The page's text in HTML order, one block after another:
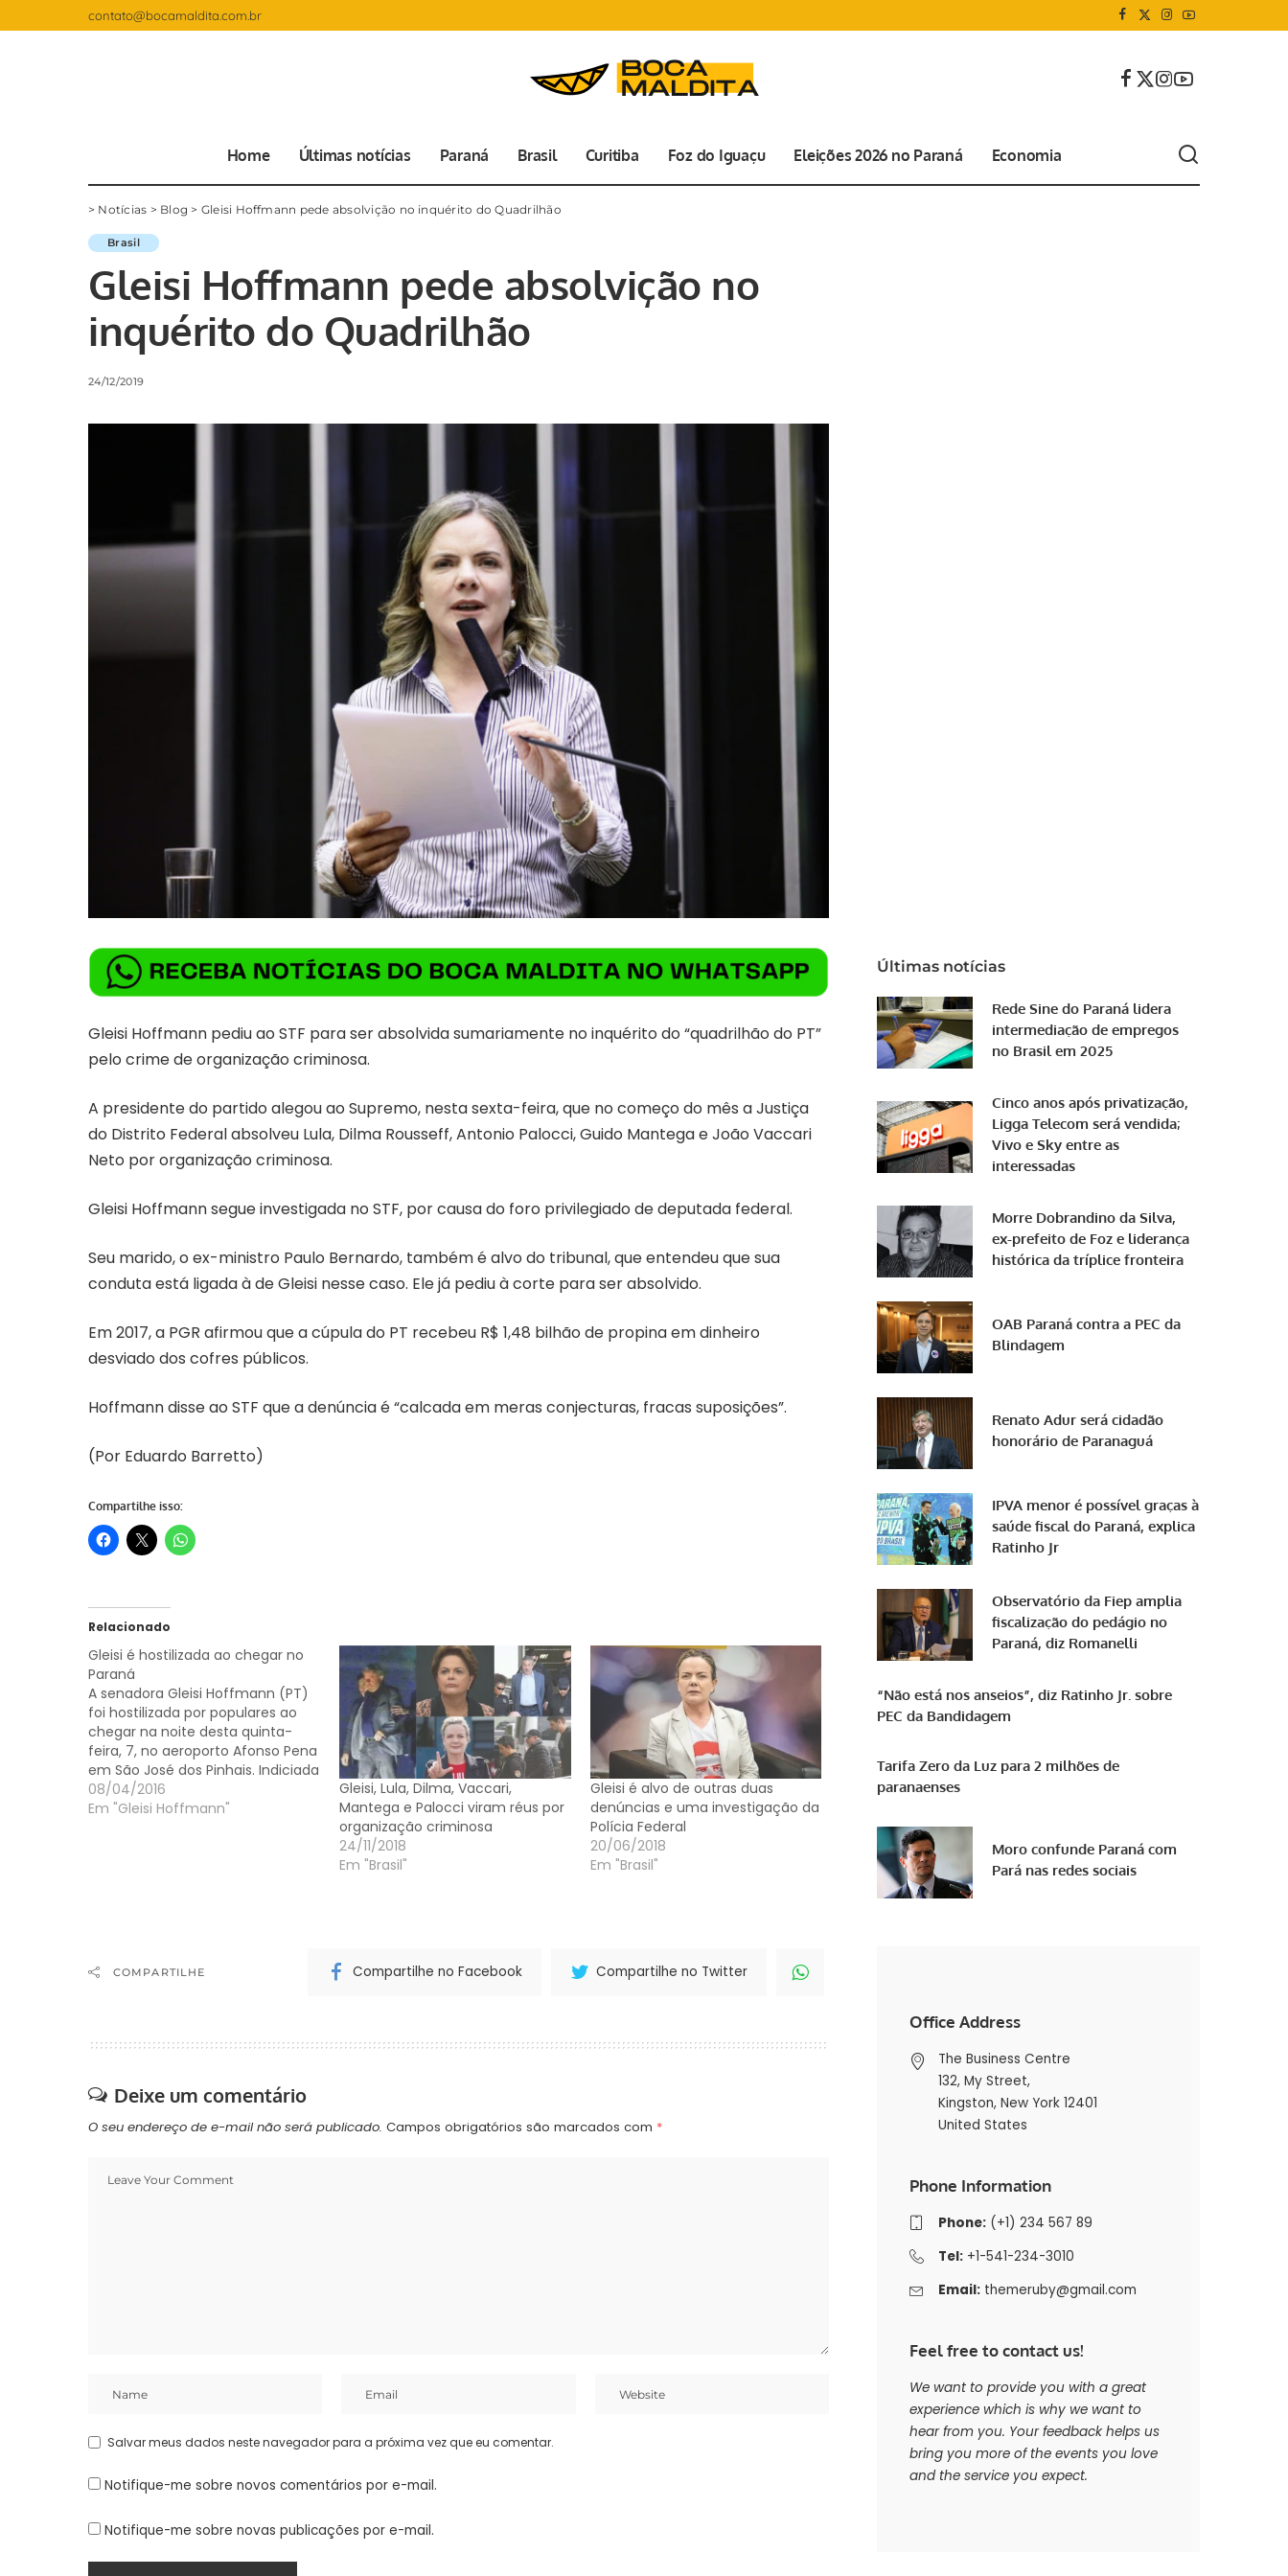
contato@bocamaldita.com.br
Home Últimas notícias Paraná Brasil Curitiba Foz do Iguaçu Eleições 2026 no Paraná Economia
> Notícias > Blog > Gleisi Hoffmann pede absolvição no inquérito do Quadrilhão
Brasil
Gleisi Hoffmann pede absolvição no
inquérito do Quadrilhão
24/12/2019
Gleisi Hoffmann pediu ao STF para ser absolvida sumariamente no inquérito do “quadrilhão do PT”
pelo crime de organização criminosa.
A presidente do partido alegou ao Supremo, nesta sexta-feira, que no começo do mês a Justiça
do Distrito Federal absolveu Lula, Dilma Rousseff, Antonio Palocci, Guido Mantega e João Vaccari
Neto por organização criminosa.
Gleisi Hoffmann segue investigada no STF, por causa do foro privilegiado de deputada federal.
Seu marido, o ex-ministro Paulo Bernardo, também é alvo do tribunal, que entendeu que sua
conduta está ligada à de Gleisi nesse caso. Ele já pediu à corte para ser absolvido.
Em 2017, a PGR afirmou que a cúpula do PT recebeu R$ 1,48 bilhão de propina em dinheiro
desviado dos cofres públicos.
Hoffmann disse ao STF que a denúncia é “calcada em meras conjecturas, fracas suposições”.
(Por Eduardo Barretto)
Compartilhe isso:
Relacionado
Gleisi é hostilizada ao chegar no
Paraná
A senadora Gleisi Hoffmann (PT)
foi hostilizada por populares ao
chegar na noite desta quinta-
feira, 7, no aeroporto Afonso Pena
em São José dos Pinhais. Indiciada
pela Polícia Federal e ré em
inquérito na STF, acusada de
08/04/2016
Em "Gleisi Hoffmann"
Gleisi, Lula, Dilma, Vaccari,
Mantega e Palocci viram réus por
organização criminosa
24/11/2018
Em "Brasil"
Gleisi é alvo de outras duas
denúncias e uma investigação da
Polícia Federal
20/06/2018
Em "Brasil"
COMPARTILHE Compartilhe no Facebook Compartilhe no Twitter
Deixe um comentário
O seu endereço de e-mail não será publicado. Campos obrigatórios são marcados com *
Salvar meus dados neste navegador para a próxima vez que eu comentar.
Notifique-me sobre novos comentários por e-mail.
Notifique-me sobre novas publicações por e-mail.
Últimas notícias
Rede Sine do Paraná lidera
intermediação de empregos
no Brasil em 2025
Cinco anos após privatização,
Ligga Telecom será vendida;
Vivo e Sky entre as
interessadas
Morre Dobrandino da Silva,
ex-prefeito de Foz e liderança
histórica da tríplice fronteira
OAB Paraná contra a PEC da
Blindagem
Renato Adur será cidadão
honorário de Paranaguá
IPVA menor é possível graças à
saúde fiscal do Paraná, explica
Ratinho Jr
Observatório da Fiep amplia
fiscalização do pedágio no
Paraná, diz Romanelli
“Não está nos anseios”, diz Ratinho Jr. sobre
PEC da Bandidagem
Tarifa Zero da Luz para 2 milhões de
paranaenses
Moro confunde Paraná com
Pará nas redes sociais
Office Address
The Business Centre
132, My Street,
Kingston, New York 12401
United States
Phone Information
Phone:(+1) 234 567 89
Tel:+1-541-234-3010
Email: themeruby@gmail.com
Feel free to contact us!
We want to provide you with a great
experience which is why we want to
hear from you. Your feedback helps us
bring you more of the events you love
and the service you expect.